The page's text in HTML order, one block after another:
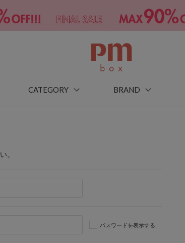
CATEGORY BRAND
。
パスワードを表示する